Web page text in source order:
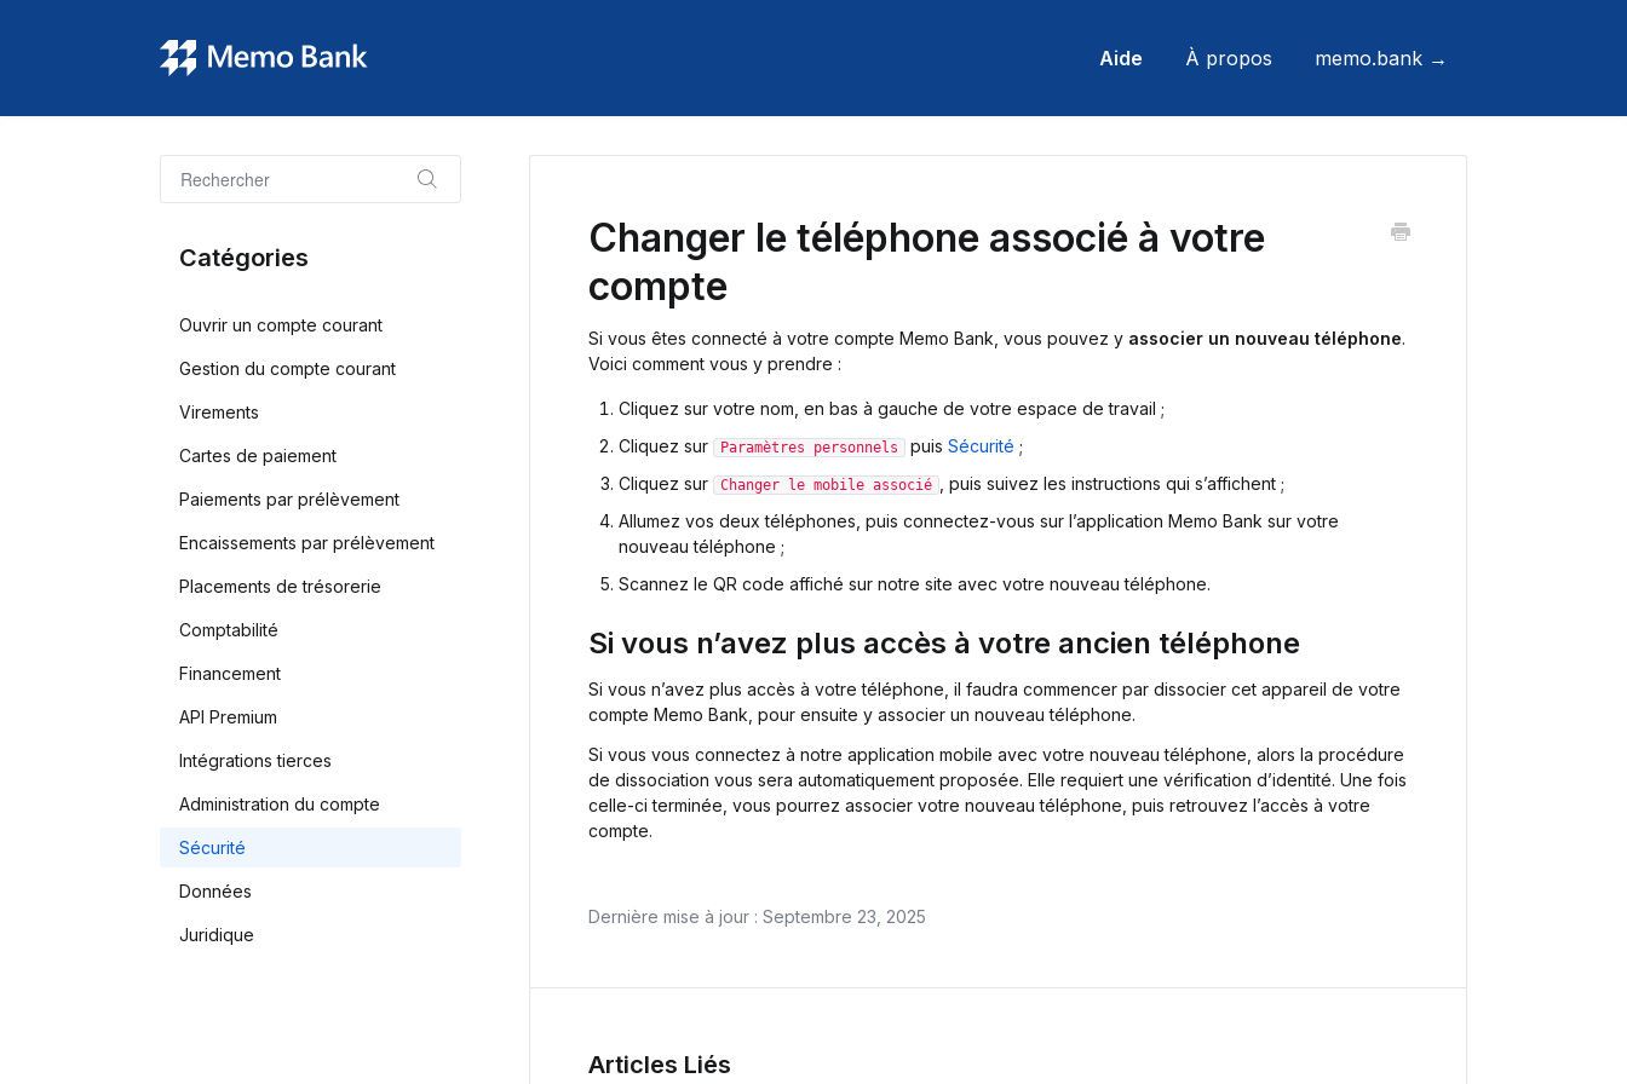
Aide À propos memo.bank →
Changer le téléphone associé à votre
compte
Si vous êtes connecté à votre compte Memo Bank, vous pouvez y associer un nouveau téléphone.
Voici comment vous y prendre :
Cliquez sur votre nom, en bas à gauche de votre espace de travail ;
Cliquez sur
Paramètres personnels puis Sécurité ;
Cliquez sur
Changer le mobile associé , puis suivez les instructions qui s’affichent ;
Allumez vos deux téléphones, puis connectez-vous sur l’application Memo Bank sur votre
nouveau téléphone ;
Scannez le QR code affiché sur notre site avec votre nouveau téléphone.
Si vous n’avez plus accès à votre ancien téléphone
Si vous n’avez plus accès à votre téléphone, il faudra commencer par dissocier cet appareil de votre
compte Memo Bank, pour ensuite y associer un nouveau téléphone.
Si vous vous connectez à notre application mobile avec votre nouveau téléphone, alors la procédure
de dissociation vous sera automatiquement proposée. Elle requiert une vérification d’identité. Une fois
celle-ci terminée, vous pourrez associer votre nouveau téléphone, puis retrouvez l’accès à votre
compte.
Dernière mise à jour : Septembre 23, 2025
Articles Liés
Catégories
Ouvrir un compte courant
Gestion du compte courant
Virements
Cartes de paiement
Paiements par prélèvement
Encaissements par prélèvement
Placements de trésorerie
Comptabilité
Financement
API Premium
Intégrations tierces
Administration du compte
Sécurité
Données
Juridique